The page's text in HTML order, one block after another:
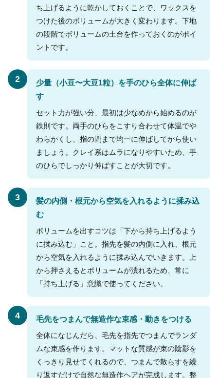
ち上げるように乾かしておくことで、ワックスを
つけた後のボリュームが大きく変わります。下地
の段階でボリュームの土台を作っておくのがポイ
ントです。
2
少量（小豆〜大豆1粒）を手のひら全体に伸ば
す
セット力が強い分、最初は少なめから始めるのが
鉄則です。両手のひらをこすり合わせて体温でや
わらかくし、指の間まで均一に伸ばしてから使い
ましょう。クレイ系はムラになりやすいため、手
のひらでしっかり伸ばすことが大切です。
3
髪の内側・根元から空気を入れるように揉み込
む
ボリュームを出すコツは「下から持ち上げるよう
に揉み込む」こと。指先を髪の内側に入れ、根元
から空気を入れるように揉み込んでいきます。上
から押さえるとボリュームが潰れるため、常に
「持ち上げる」意識で使ってください。
4
毛先をつまんで無造作な束感・動きをつける
全体になじんだら、毛先を指先でつまんでランダ
ムな束感を作ります。マットな質感が束の陰影を
くっきり見せてくれるので、つまんで散らすを繰
り返すだけで自然な無造作ヘアが完成します。整